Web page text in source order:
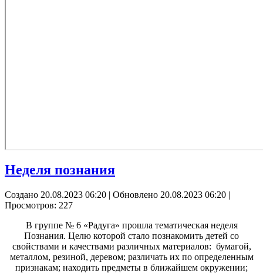
Неделя познания
Создано 20.08.2023 06:20 | Обновлено 20.08.2023 06:20 |
Просмотров: 227
В группе № 6 «Радуга» прошла тематическая неделя
Познания. Целю которой стало познакомить детей со
свойствами и качествами различных материалов: бумагой,
металлом, резиной, деревом; различать их по определенным
признакам; находить предметы в ближайшем окружении;